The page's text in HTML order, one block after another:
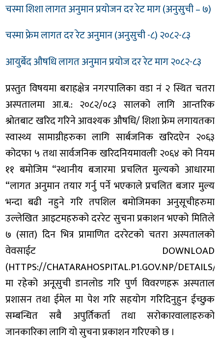
चस्मा शिशा लागत अनुमान प्रयोजन दर रेट माग (अनुसुची – ७)
चस्मा फ्रेम लागत दर रेट अनुमान (अनुसुची -८) २०८२-८३
आयुर्बेद औषधि लागत अनुमान प्रयोज दर रेट माग २०८२-८३
प्रस्तुत विषयमा बराहक्षेत्र नगरपालिका वडा नं २ स्थित चतरा
अस्पतालमा आ.ब.: २०८२/०८३ सालको लागि आन्तरिक
श्रोतबाट खरिद गरिने आवश्यक औषधि/ शिशा फ्रेम लगायतका
स्वास्थ्य सामाग्रीहरुका लागि सार्बजनिक खरिदऐन २०६३
कोदफा ५ तथा सार्वजनिक खरिदनियमावलीः २०६४ को नियम
११ बमोजिम “स्थानीय बजारमा प्रचलित मुल्यको आधारमा
“लागत अनुमान तयार गर्नु पर्ने भएकाले प्रचलित बजार मुल्य
भन्दा बढी नहुने गरि तपशिल बमोजिमका अनुसूचीहरुमा
उल्लेखित आइटमहरुको दररेट सुचना प्रकाशन भएको मितिले
७ (सात) दिन भित्र प्रामाणित दररेटको चतरा अस्पतालको
वेवसाईट DOWNLOAD
(HTTPS://CHATARAHOSPITAL.P1.GOV.NP/
मा रहेको अनूसुची डानलोड गरि पुर्ण विवरणहरू अस्पताल
प्रशासन तथा ईमेल मा पेश गरि सहयोग गरिदिनुहुन ईच्छुक
सम्बन्धित सबै अपुर्तिकर्ता तथा सरोकारवालाहरुको
जानकारिका लागि यो सुचना प्रकाशन गरिएको छ ।